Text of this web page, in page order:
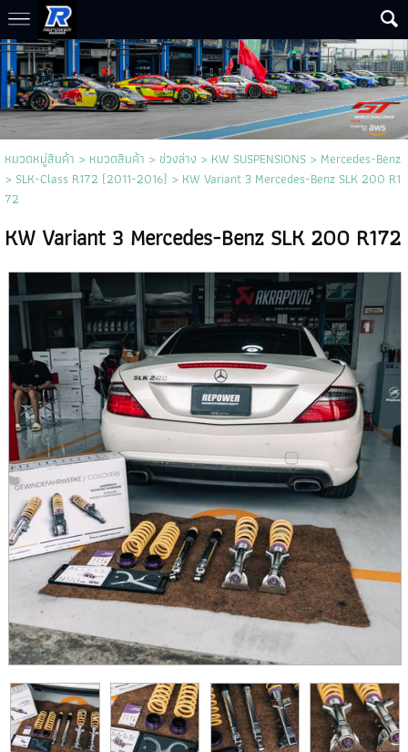
หมวดหมู่สินค้า > หมวดสินค้า > ช่วงล่าง > KW SUSPENSIONS> Mercedes-Benz
> SLK-Class R172 (2011-2016) > KW Variant 3 Mercedes-Benz SLK 200 R1
72
KW Variant 3 Mercedes-Benz SLK 200 R172